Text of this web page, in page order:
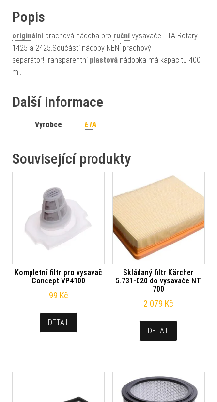
Popis
originálníprachová nádoba pro ručnívysavače ETA Rotary
1425 a 2425.Součástí nádoby NENÍ prachový
separátor!Transparentní plastová nádobka má kapacitu 400
ml.
Další informace
Výrobce ETA
Související produkty
Kompletní filtr pro vysavač
Concept VP4100
99 Kč
DETAIL
Skládaný filtr Kärcher
5.731-020 do vysavače NT
700
2 079 Kč
DETAIL